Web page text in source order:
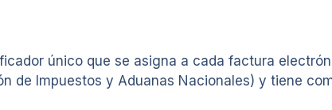
único que se asigna a cada factura
de Impuestos y Aduanas Nacionales) y tiene